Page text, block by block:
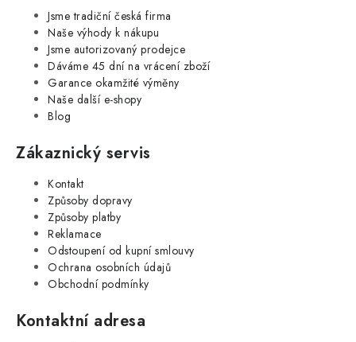
Jsme tradiční česká firma
Naše výhody k nákupu
Jsme autorizovaný prodejce
Dáváme 45 dní na vrácení zboží
Garance okamžité výměny
Naše další e-shopy
Blog
Zákaznický servis
Kontakt
Způsoby dopravy
Způsoby platby
Reklamace
Odstoupení od kupní smlouvy
Ochrana osobních údajů
Obchodní podmínky
Kontaktní adresa